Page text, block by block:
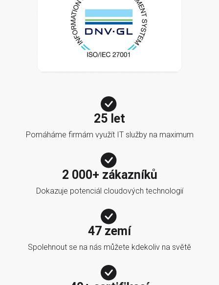
25 let
Pomáháme firmám využít IT služby na maximum
2 000+ zákazníků
Dokazuje potenciál cloudových technologií
47 zemí
Spolehnout se na nás můžete kdekoliv na světě